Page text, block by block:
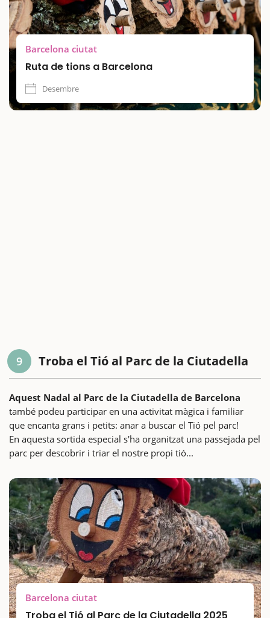
Barcelona ciutat
Ruta de tions a Barcelona
Desembre
9 Troba el Tió al Parc de la Ciutadella
Aquest Nadal al Parc de la Ciutadella de Barcelona
també podeu participar en una activitat màgica i familiar
que encanta grans i petits: anar a buscar el Tió pel parc!
En aquesta sortida especial s'ha organitzat una passejada pel
parc per descobrir i triar el nostre propi tió...
Barcelona ciutat
Troba el Tió al Parc de la Ciutadella 2025